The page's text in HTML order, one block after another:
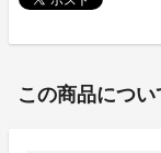
この商品につい